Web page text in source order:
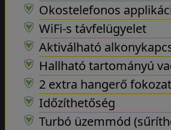
Okostelefonos
WiFi-s távfelügyelet
Aktiválható
Hallható tartományú
2 extra hangerő fokozat
Időzíthetőség
Turbó üzemmód